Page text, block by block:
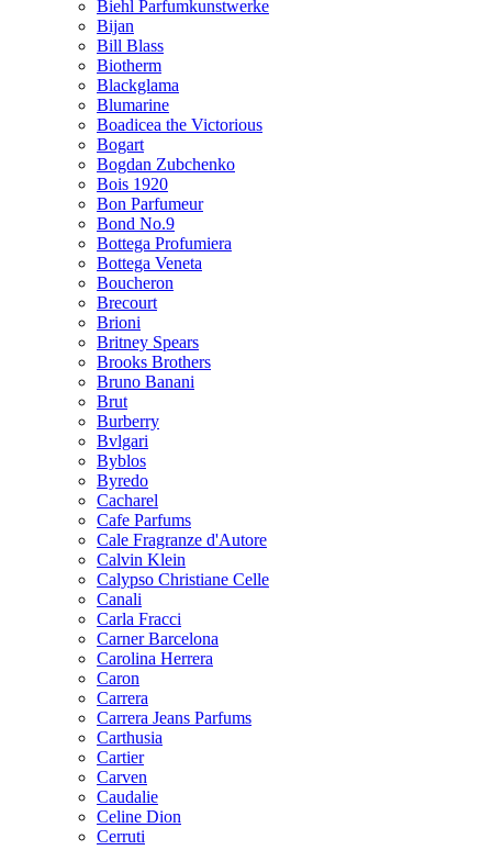
Biehl Parfumkunstwerke
Bijan
Bill Blass
Biotherm
Blackglama
Blumarine
Boadicea the Victorious
Bogart
Bogdan Zubchenko
Bois 1920
Bon Parfumeur
Bond No.9
Bottega Profumiera
Bottega Veneta
Boucheron
Brecourt
Brioni
Britney Spears
Brooks Brothers
Bruno Banani
Brut
Burberry
Bvlgari
Byblos
Byredo
Cacharel
Cafe Parfums
Cale Fragranze d'Autore
Calvin Klein
Calypso Christiane Celle
Canali
Carla Fracci
Carner Barcelona
Carolina Herrera
Caron
Carrera
Carrera Jeans Parfums
Carthusia
Cartier
Carven
Caudalie
Celine Dion
Cerruti